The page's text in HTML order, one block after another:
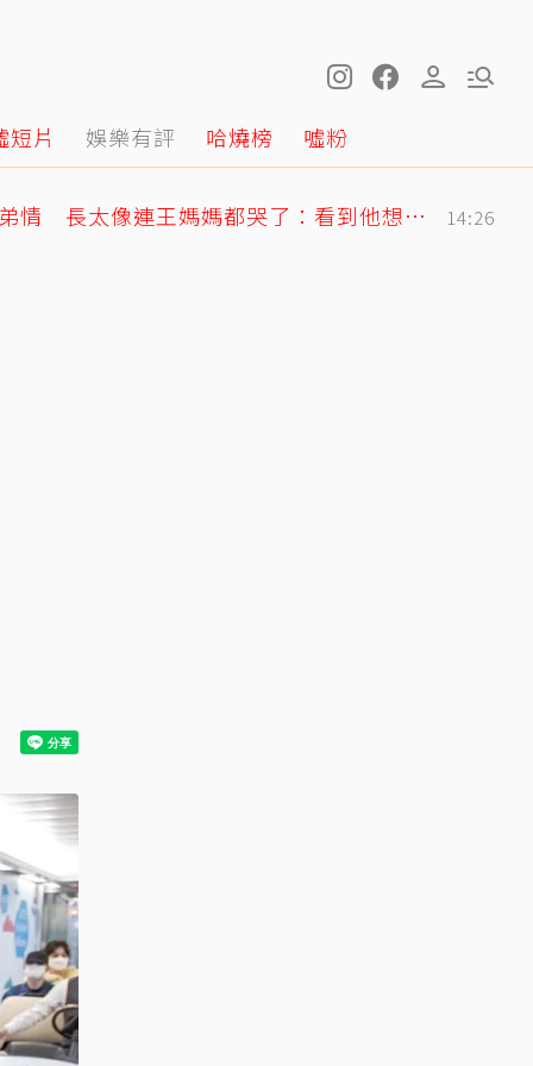
短片 娛樂有評 哈燒榜 噓粉
王凱摯友Jeff談多年兄弟情 長太像連王媽媽都哭了：看到他想到兒子 14:26